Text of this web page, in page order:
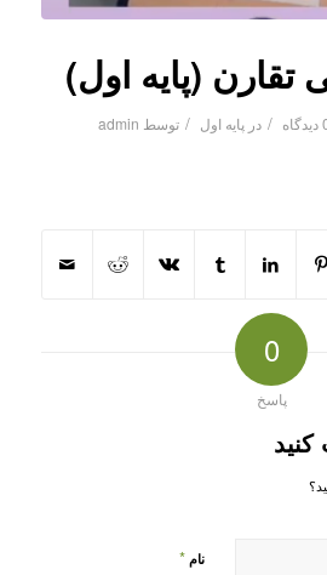
تقارن (پایه اول)
/ در پایه اول / توسط admin
0
پاسخ
نام *